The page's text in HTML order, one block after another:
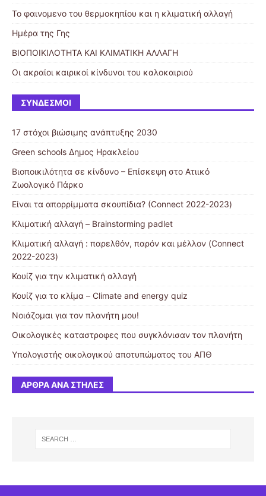
Το φαινομενο του θερμοκηπίου και η κλιματική αλλαγή
Ημέρα της Γης
ΒΙΟΠΟΙΚΙΛΟΤΗΤΑ ΚΑΙ ΚΛΙΜΑΤΙΚΗ ΑΛΛΑΓΗ
Οι ακραίοι καιρικοί κίνδυνοι του καλοκαιριού
ΣΎΝΔΕΣΜΟΙ
17 στόχοι βιώσιμης ανάπτυξης 2030
Green schools Δημος Ηρακλείου
Βιοποικιλότητα σε κίνδυνο – Επίσκεψη στο Ατιικό
Ζωολογικό Πάρκο
Είναι τα απορρίμματα σκουπίδια? (Connect 2022-2023)
Κλιματική αλλαγή – Brainstorming padlet
Κλιματική αλλαγή : παρελθόν, παρόν και μέλλον (Connect
2022-2023)
Κουίζ για την κλιματική αλλαγή
Κουίζ για το κλίμα – Climate and energy quiz
Νοιάζομαι για τον πλανήτη μου!
Οικολογικές καταστροφες που συγκλόνισαν τον πλανήτη
Υπολογιστής οικολογικού αποτυπώματος του ΑΠΘ
ΆΡΘΡΑ ΑΝΆ ΣΤΉΛΕΣ